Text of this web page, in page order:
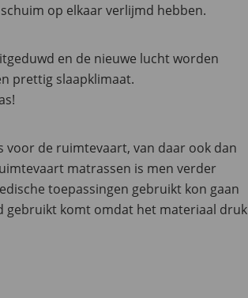
op elkaar verlijmd hebben.
en de nieuwe lucht worden
prettig slaapklimaat.
voor de ruimtevaart, van daar ook dan
matrassen is men verder
toepassingen gebruikt kon gaan
gebruikt komt omdat het materiaal druk